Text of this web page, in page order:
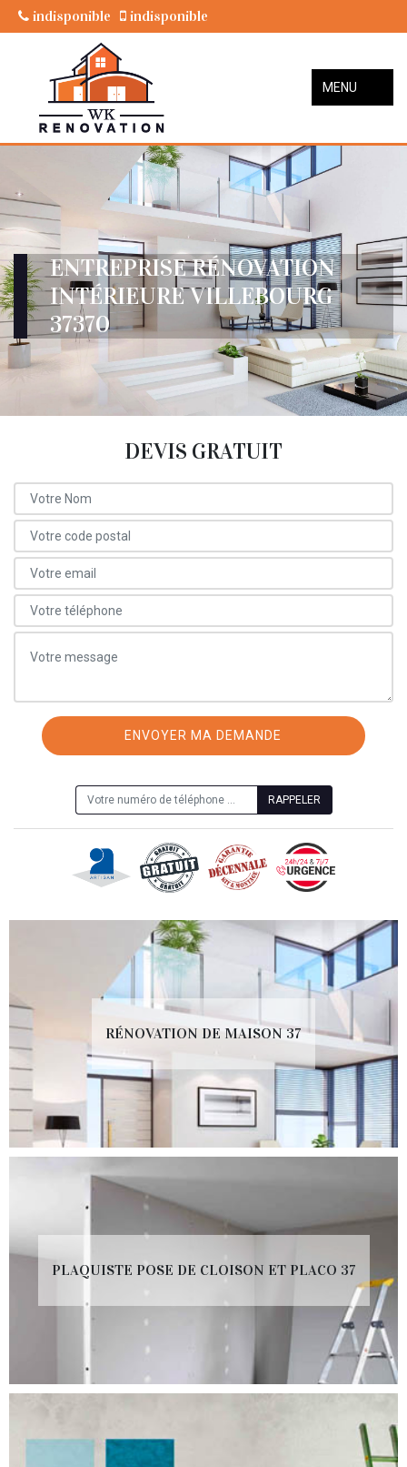
indisponible indisponible
MENU
ENTREPRISE RÉNOVATION
INTÉRIEURE VILLEBOURG
37370
DEVIS GRATUIT
RÉNOVATION DE MAISON 37
PLAQUISTE POSE DE CLOISON ET PLACO 37